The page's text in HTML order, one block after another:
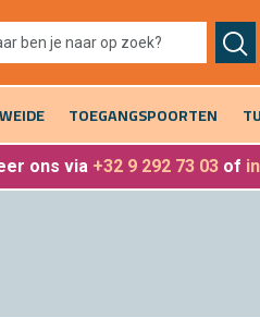
vandaag
12u30 & 13u30 - 17u
WEIDE TOEGANGSPOORTEN
ons via +32 9 292 73 03 of